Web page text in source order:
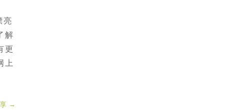
亮
解
更
上
→